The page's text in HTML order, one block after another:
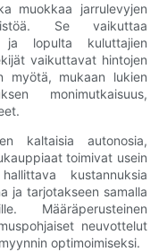
muokkaa jarrulevyjen
Se vaikuttaa
ja lopulta kuluttajien
vaikuttavat hintojen
myötä, mukaan lukien
monimutkaisuus,
kaltaisia ​​autonosia,
toimivat usein
kustannuksia
ja tarjotakseen samalla
Määräperusteinen
neuvottelut
optimoimiseksi.